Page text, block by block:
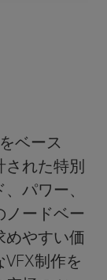
ベース
れた特別
パワー、
ノードベー
めやすい価
制作を